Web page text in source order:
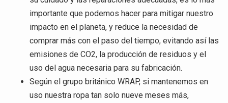
importante que podemos hacer para mitigar nuestro
impacto en el planeta, y reduce la necesidad de
comprar más con el paso del tiempo, evitando así las
emisiones de CO2, la producción de residuos y el
uso del agua necesaria para su fabricación.
Según el grupo británico WRAP, si mantenemos en
uso nuestra ropa tan solo nueve meses más,